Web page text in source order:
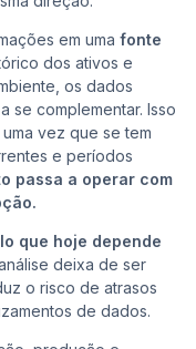
em uma fonte
dos ativos e
os dados
se complementar. Isso
vez que se tem
e períodos
passa a operar com
que hoje depende
deixa de ser
o risco de atrasos
de dados.